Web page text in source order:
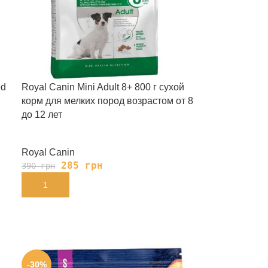
Royal Canin Mini Adult 8+ 800 г сухой
корм для мелких пород возрастом от 8
до 12 лет
Royal Canin
390грн 285 грн
В КОРЗИНУ
-30%